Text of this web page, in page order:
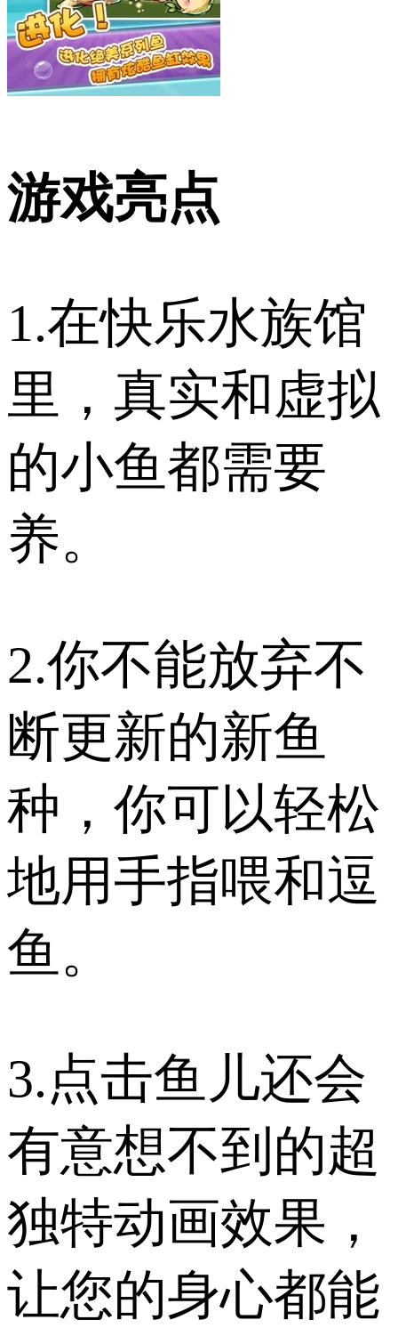
游戏亮点
1.在快乐水族馆
里，真实和虚拟
的小鱼都需要
养。
2.你不能放弃不
断更新的新鱼
种，你可以轻松
地用手指喂和逗
鱼。
3.点击鱼儿还会
有意想不到的超
独特动画效果，
让您的身心都能